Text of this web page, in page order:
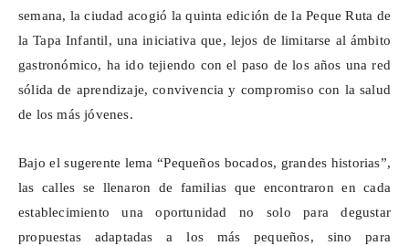
semana, la ciudad acogió la quinta edición de la Peque Ruta de
la Tapa Infantil, una iniciativa que, lejos de limitarse al ámbito
gastronómico, ha ido tejiendo con el paso de los años una red
sólida de aprendizaje, convivencia y compromiso con la salud
de los más jóvenes.
Bajo el sugerente lema “Pequeños bocados, grandes historias”,
las calles se llenaron de familias que encontraron en cada
establecimiento una oportunidad no solo para degustar
propuestas adaptadas a los más pequeños, sino para